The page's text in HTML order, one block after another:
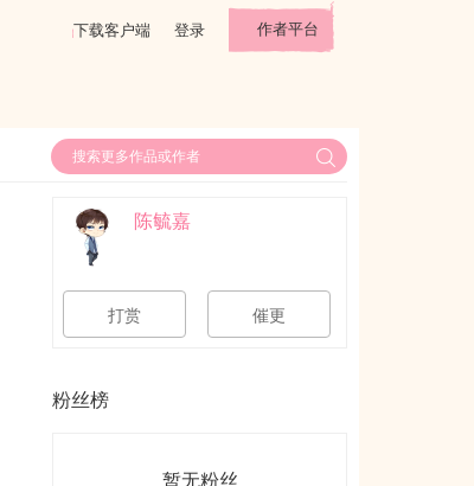
下载客户端 登录 作者平台
陈毓嘉
打赏 催更
粉丝榜
暂无粉丝